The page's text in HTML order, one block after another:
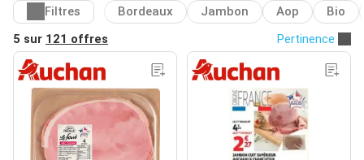
Filtres Bordeaux Jambon Aop
Bio
5 sur 121 offres Pertinence